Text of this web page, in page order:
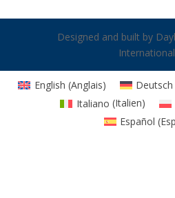
Designed and built by
English (Anglais) Deutsch
Italiano (Italien)
Español (